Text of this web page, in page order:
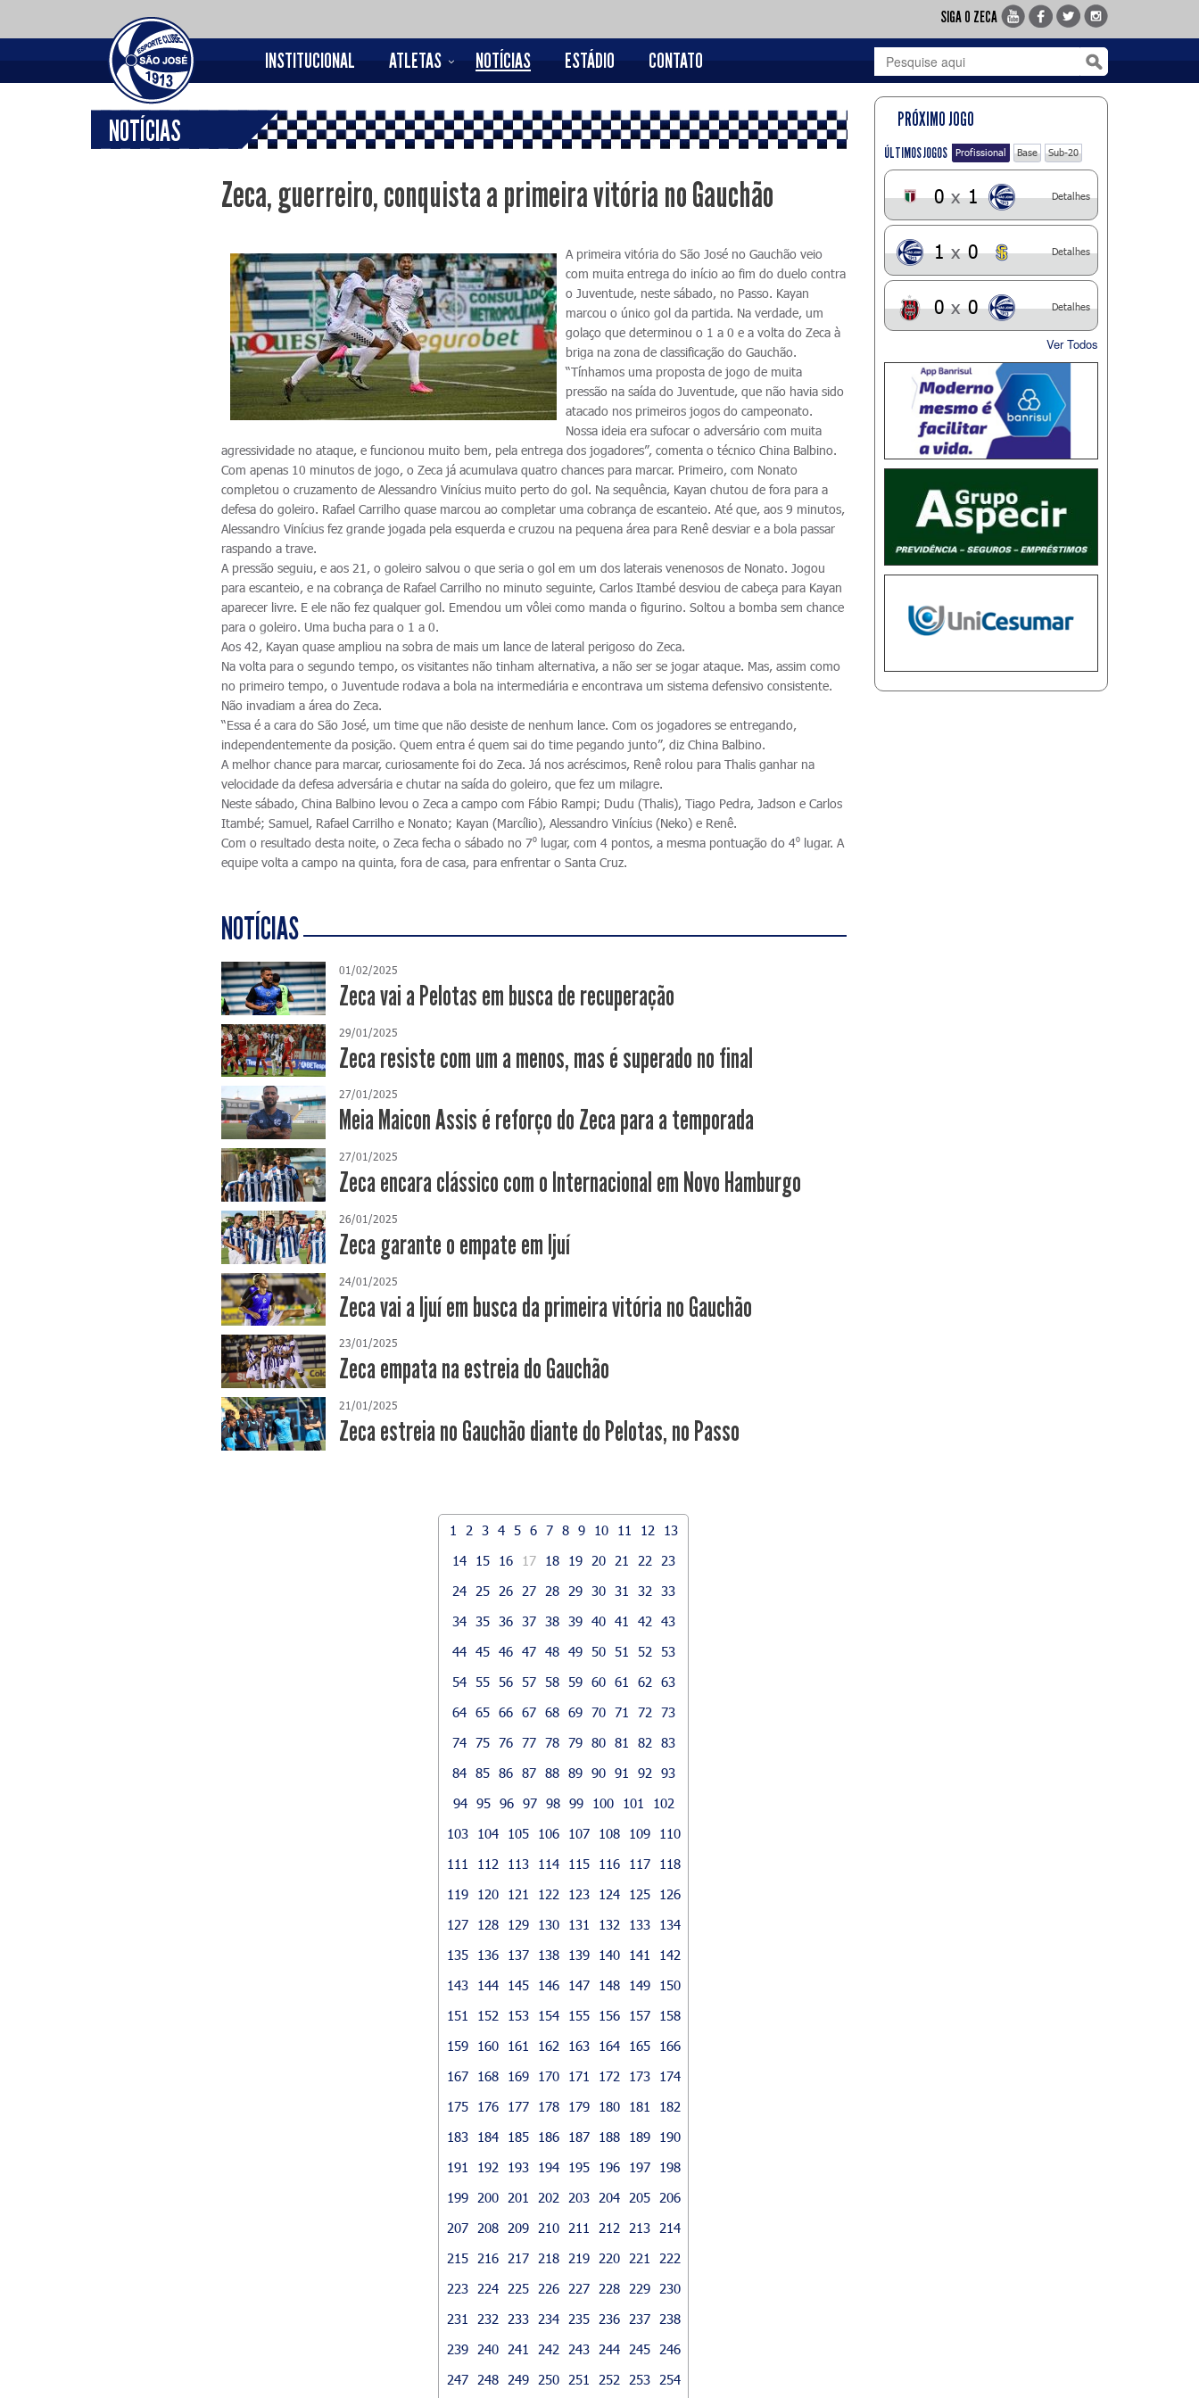
SIGA O ZECA
INSTITUCIONAL ATLETAS NOTÍCIAS ESTÁDIO CONTATO
NOTÍCIAS
Zeca, guerreiro, conquista a primeira vitória no Gauchão
A primeira vitória do São José no Gauchão veio
com muita entrega do início ao fim do duelo contra
o Juventude, neste sábado, no Passo. Kayan
marcou o único gol da partida. Na verdade, um
golaço que determinou o 1 a 0 e a volta do Zeca à
briga na zona de classificação do Gauchão.
“Tínhamos uma proposta de jogo de muita
pressão na saída do Juventude, que não havia sido
atacado nos primeiros jogos do campeonato.
Nossa ideia era sufocar o adversário com muita
agressividade no ataque, e funcionou muito bem, pela entrega dos jogadores”, comenta o técnico China Balbino.
Com apenas 10 minutos de jogo, o Zeca já acumulava quatro chances para marcar. Primeiro, com Nonato
completou o cruzamento de Alessandro Vinícius muito perto do gol. Na sequência, Kayan chutou de fora para a
defesa do goleiro. Rafael Carrilho quase marcou ao completar uma cobrança de escanteio. Até que, aos 9 minutos,
Alessandro Vinícius fez grande jogada pela esquerda e cruzou na pequena área para Renê desviar e a bola passar
raspando a trave.
A pressão seguiu, e aos 21, o goleiro salvou o que seria o gol em um dos laterais venenosos de Nonato. Jogou
para escanteio, e na cobrança de Rafael Carrilho no minuto seguinte, Carlos Itambé desviou de cabeça para Kayan
aparecer livre. E ele não fez qualquer gol. Emendou um vôlei como manda o figurino. Soltou a bomba sem chance
para o goleiro. Uma bucha para o 1 a 0.
Aos 42, Kayan quase ampliou na sobra de mais um lance de lateral perigoso do Zeca.
Na volta para o segundo tempo, os visitantes não tinham alternativa, a não ser se jogar ataque. Mas, assim como
no primeiro tempo, o Juventude rodava a bola na intermediária e encontrava um sistema defensivo consistente.
Não invadiam a área do Zeca.
“Essa é a cara do São José, um time que não desiste de nenhum lance. Com os jogadores se entregando,
independentemente da posição. Quem entra é quem sai do time pegando junto”, diz China Balbino.
A melhor chance para marcar, curiosamente foi do Zeca. Já nos acréscimos, Renê rolou para Thalis ganhar na
velocidade da defesa adversária e chutar na saída do goleiro, que fez um milagre.
Neste sábado, China Balbino levou o Zeca a campo com Fábio Rampi; Dudu (Thalis), Tiago Pedra, Jadson e Carlos
Itambé; Samuel, Rafael Carrilho e Nonato; Kayan (Marcílio), Alessandro Vinícius (Neko) e Renê.
Com o resultado desta noite, o Zeca fecha o sábado no 7⁰ lugar, com 4 pontos, a mesma pontuação do 4⁰ lugar. A
equipe volta a campo na quinta, fora de casa, para enfrentar o Santa Cruz.
NOTÍCIAS
01/02/2025
Zeca vai a Pelotas em busca de recuperação
29/01/2025
Zeca resiste com um a menos, mas é superado no final
27/01/2025
Meia Maicon Assis é reforço do Zeca para a temporada
27/01/2025
Zeca encara clássico com o Internacional em Novo Hamburgo
26/01/2025
Zeca garante o empate em Ijuí
24/01/2025
Zeca vai a Ijuí em busca da primeira vitória no Gauchão
23/01/2025
Zeca empata na estreia do Gauchão
21/01/2025
Zeca estreia no Gauchão diante do Pelotas, no Passo
1 2 3 4 5 6 7 8 9 10 11 12
13
14
15 16 17 18 19 20 21 22
23
24
25 26 27 28 29 30 31 32
33
34 35 36 37 38 39 40 41 42
43
44 45 46 47 48 49 50 51 52
53
54 55 56 57 58 59 60 61 62
63
64 65 66 67 68 69 70 71 72
73
74 75 76 77 78 79 80 81 82
83
84 85 86 87 88 89 90 91 92
93
94 95 96 97 98 99 100 101
102
103
104 105 106 107 108 109
110
111
112 113 114 115 116 117
118
119
120 121 122 123 124 125
126
127
128 129 130 131 132 133
134
135
136 137 138 139 140 141
142
143
144 145 146 147 148 149
150
151
152 153 154 155 156 157
158
159
160 161 162 163 164 165
166
167
168 169 170 171 172 173
174
175
176 177 178 179 180 181
182
183
184 185 186 187 188 189
190
191
192 193 194 195 196 197
198
199
200 201 202 203 204 205
206
207
208 209 210 211 212 213
214
215
216 217 218 219 220 221
222
223
224 225 226 227 228 229
230
231
232 233 234 235 236 237
238
239
240 241 242 243 244 245
246
247
248 249 250 251 252 253 254
PRÓXIMO JOGO
ÚLTIMOS JOGOS Profissional Base Sub-20
0 x 1 Detalhes
1 x 0 Detalhes
0 x 0 Detalhes
Ver Todos